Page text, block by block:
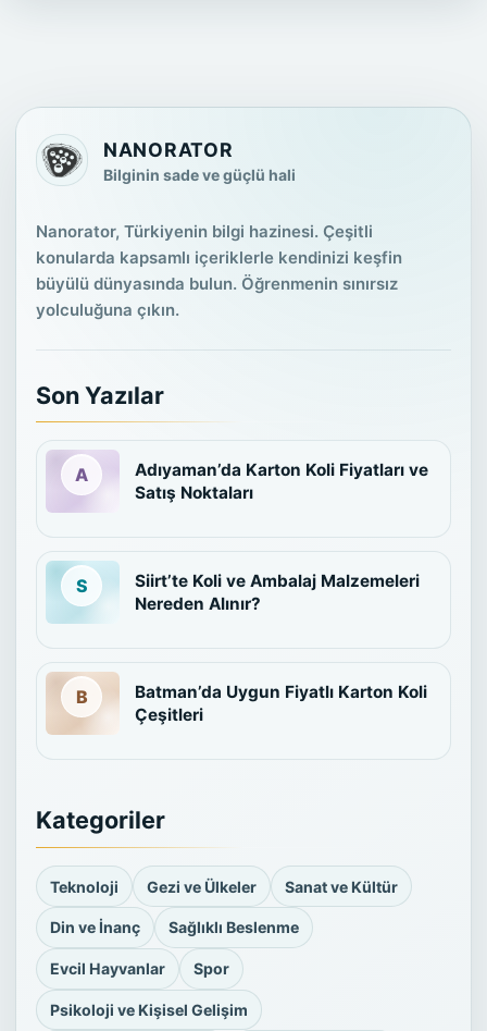
NANORATOR
Bilginin sade ve güçlü hali
Nanorator, Türkiyenin bilgi hazinesi. Çeşitli
konularda kapsamlı içeriklerle kendinizi keşfin
büyülü dünyasında bulun. Öğrenmenin sınırsız
yolculuğuna çıkın.
Son Yazılar
Adıyaman’da Karton Koli Fiyatları ve
Satış Noktaları
Siirt’te Koli ve Ambalaj Malzemeleri
Nereden Alınır?
Batman’da Uygun Fiyatlı Karton Koli
Çeşitleri
Kategoriler
Teknoloji Gezi ve Ülkeler Sanat ve Kültür
Din ve İnanç Sağlıklı Beslenme
Evcil Hayvanlar Spor
Psikoloji ve Kişisel Gelişim